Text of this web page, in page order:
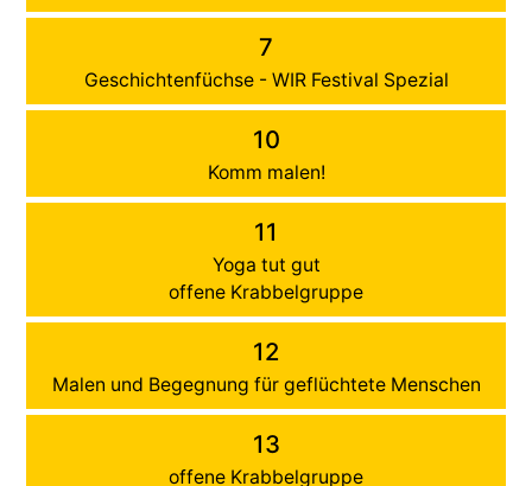
7
Geschichtenfüchse - WIR Festival Spezial
10
Komm malen!
11
Yoga tut gut
offene Krabbelgruppe
12
Malen und Begegnung für geflüchtete Menschen
13
offene Krabbelgruppe